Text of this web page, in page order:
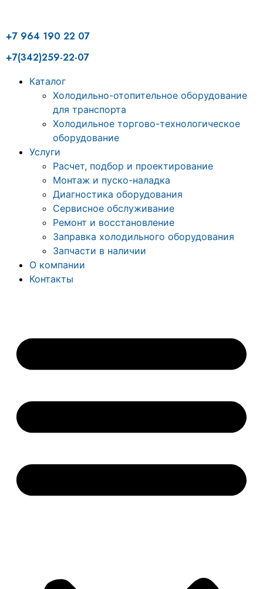
+7 964 190 22 07
+7(342)259-22-07
Каталог
Холодильно-отопительное оборудование
для транспорта
Холодильное торгово-технологическое
оборудование
Услуги
Расчет, подбор и проектирование
Монтаж и пуско-наладка
Диагностика оборудования
Сервисное обслуживание
Ремонт и восстановление
Заправка холодильного оборудования
Запчасти в наличии
О компании
Контакты